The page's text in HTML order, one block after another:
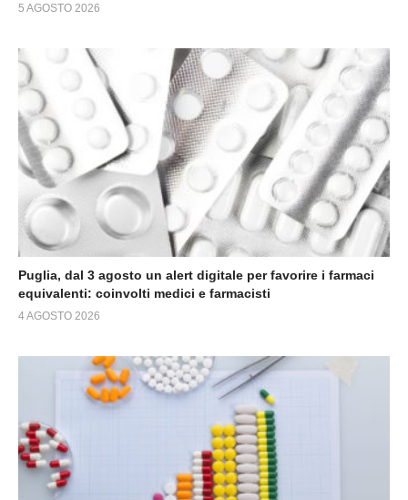
5 AGOSTO 2026
Puglia, dal 3 agosto un alert digitale per favorire i farmaci
equivalenti: coinvolti medici e farmacisti
4 AGOSTO 2026